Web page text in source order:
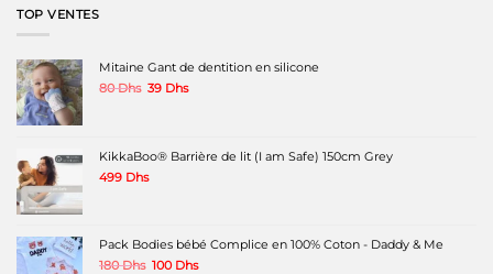
TOP VENTES
Mitaine Gant de dentition en silicone
80Dhs Le
39 DhsLe
KikkaBoo® Barrière de lit (I am Safe) 150cm Grey
499 Dhs
Pack Bodies bébé Complice en 100% Coton - Daddy & Me
180Dhs Le
100 DhsLe